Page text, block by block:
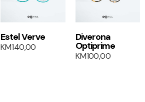
Estel Verve
KM140,00
Diverona
Optiprime
KM100,00